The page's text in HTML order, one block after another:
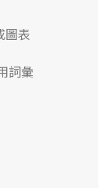
圖表
詞彙